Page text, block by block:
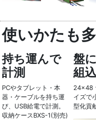
使いかたも
持ち運んで
計測
PCやタブレット・本
器・ケーブルを持ち運
び、USB給電で計測。
収納ケースBXS-1(別売)
盤に
組
24x48
イズで
型化貢